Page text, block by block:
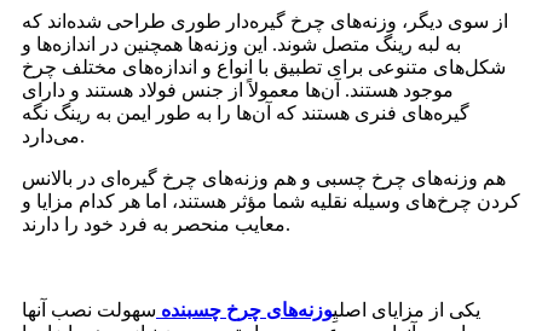
از سوی دیگر، وزنه‌های چرخ گیره‌دار طوری طراحی شده‌اند که
به لبه رینگ متصل شوند. این وزنه‌ها همچنین در اندازه‌ها و
شکل‌های متنوعی برای تطبیق با انواع و اندازه‌های مختلف چرخ
موجود هستند. آن‌ها معمولاً از جنس فولاد هستند و دارای
گیره‌های فنری هستند که آن‌ها را به طور ایمن به رینگ نگه
می‌دارد.
هم وزنه‌های چرخ چسبی و هم وزنه‌های چرخ گیره‌ای در بالانس
کردن چرخ‌های وسیله نقلیه شما مؤثر هستند، اما هر کدام مزایا و
معایب منحصر به فرد خود را دارند.
یکی از مزایای اصلیِوزنه‌های چرخ چسبنده سهولت نصب آنها